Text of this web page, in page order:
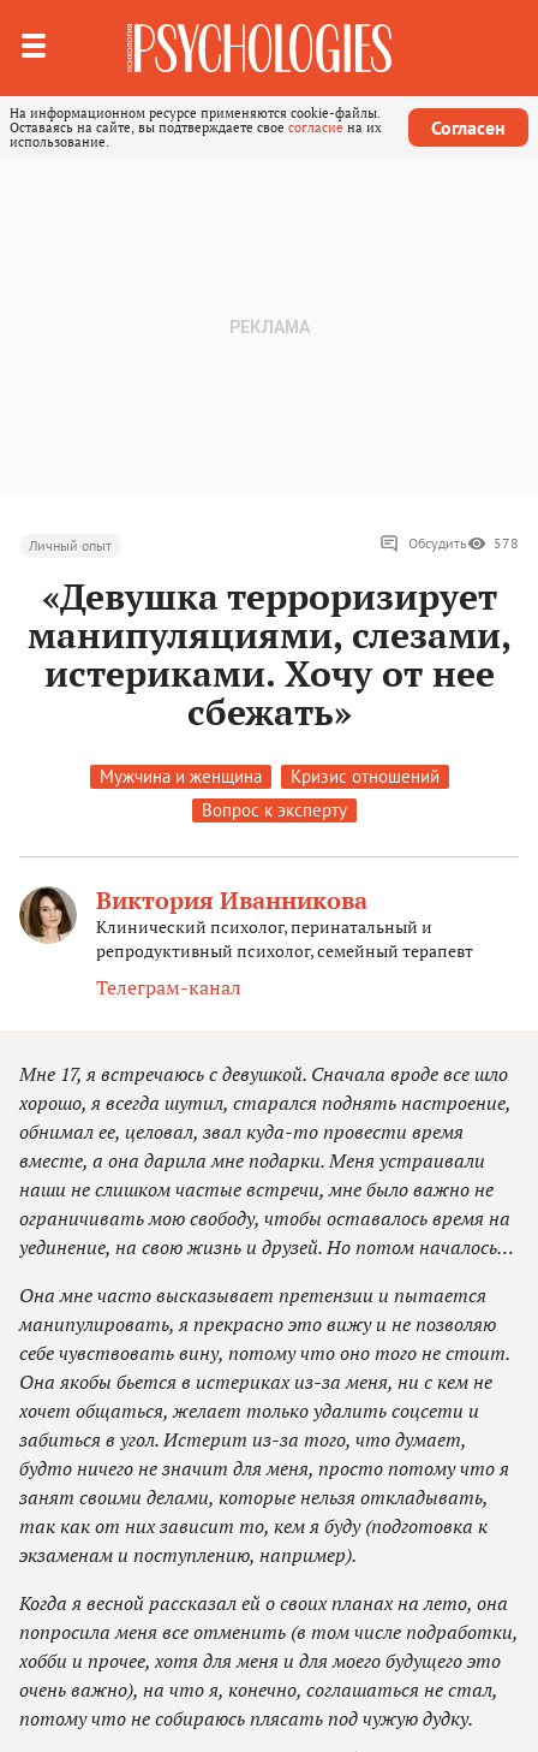
На информационном ресурсе применяются cookie-файлы.
Оставаясь на сайте, вы подтверждаете свое согласие на их
использование.
Согласен
Личный опыт Обсудить 578
«Девушка терроризирует
манипуляциями, слезами,
истериками. Хочу от нее
сбежать»
Мужчина и женщина
Кризис отношений
Вопрос к эксперту
Виктория Иванникова
Клинический психолог, перинатальный и
репродуктивный психолог, семейный терапевт
Телеграм-канал
Мне 17, я встречаюсь с девушкой. Сначала вроде все шло
хорошо, я всегда шутил, старался поднять настроение,
обнимал ее, целовал, звал куда-то провести время
вместе, а она дарила мне подарки. Меня устраивали
наши не слишком частые встречи, мне было важно не
ограничивать мою свободу, чтобы оставалось время на
уединение, на свою жизнь и друзей. Но потом началось…
Она мне часто высказывает претензии и пытается
манипулировать, я прекрасно это вижу и не позволяю
себе чувствовать вину, потому что оно того не стоит.
Она якобы бьется в истериках из-за меня, ни с кем не
хочет общаться, желает только удалить соцсети и
забиться в угол. Истерит из-за того, что думает,
будто ничего не значит для меня, просто потому что я
занят своими делами, которые нельзя откладывать,
так как от них зависит то, кем я буду (подготовка к
экзаменам и поступлению, например).
Когда я весной рассказал ей о своих планах на лето, она
попросила меня все отменить (в том числе подработки,
хобби и прочее, хотя для меня и для моего будущего это
очень важно), на что я, конечно, соглашаться не стал,
потому что не собираюсь плясать под чужую дудку.